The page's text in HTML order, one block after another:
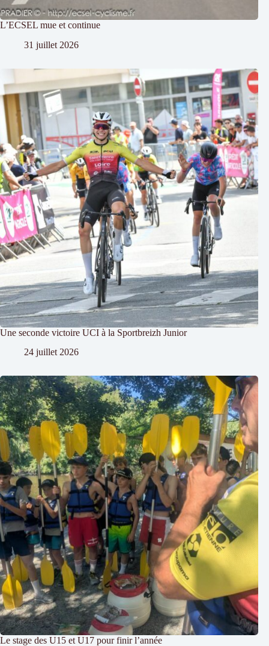
L’ECSEL mue et continue
31 juillet 2026
Une seconde victoire UCI à la Sportbreizh Junior
24 juillet 2026
Le stage des U15 et U17 pour finir l’année